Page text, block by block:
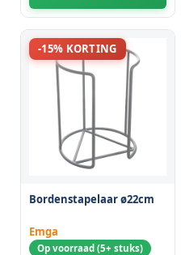
-15% KORTING
Bordenstapelaar ø22cm
Emga
Op voorraad (5+ stuks)